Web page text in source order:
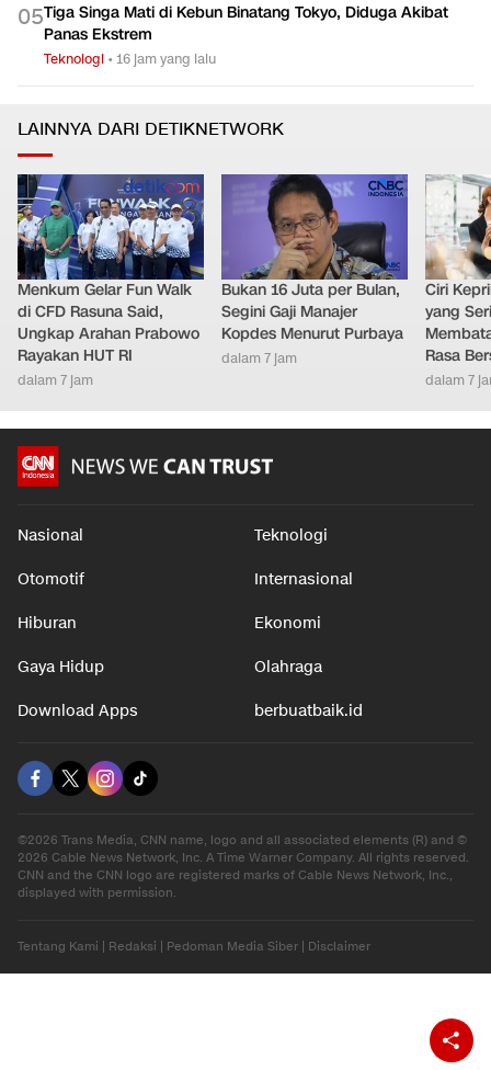
05Tiga Singa Mati di Kebun Binatang Tokyo, Diduga Akibat
Panas Ekstrem
Teknologi •16 jam yang lalu
LAINNYA DARI DETIKNETWORK
Menkum Gelar Fun Walk
di CFD Rasuna Said,
Ungkap Arahan Prabowo
Rayakan HUT RI
dalam 7 jam
Bukan 16 Juta per Bulan,
Segini Gaji Manajer
Kopdes Menurut Purbaya
dalam 7 jam
Ciri
yang
Rasa
dalam 7
Nasional Teknologi
Otomotif Internasional
Hiburan Ekonomi
Gaya Hidup Olahraga
Download Apps berbuatbaik.id
©2026 Trans Media, CNN name, logo and all associated elements (R) and ©
2026 Cable News Network, Inc. A Time Warner Company. All rights reserved.
CNN and the CNN logo are registered marks of Cable News Network, Inc.,
displayed with permission.
Tentang Kami | Redaksi | Pedoman Media Siber | Disclaimer